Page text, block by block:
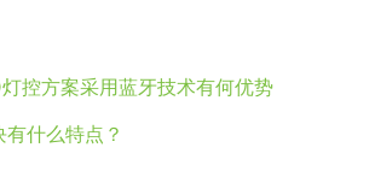
控方案采用蓝牙技术有何优势
什么特点？